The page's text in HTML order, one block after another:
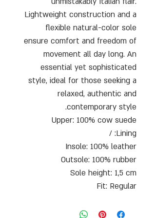
Lightweight construction and a
flexible natural-color sole
ensure comfort and freedom of
movement all day long. An
essential yet sophisticated
style, ideal for those seeking a
relaxed, authentic and
contemporary style.
Upper: 100% cow suede
Lining: /
Insole: 100% leather
Outsole: 100% rubber
Sole height: 1,5 cm
Fit: Regular